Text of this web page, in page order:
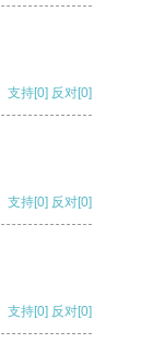
支持[0] 反对[0]
支持[0] 反对[0]
支持[0] 反对[0]